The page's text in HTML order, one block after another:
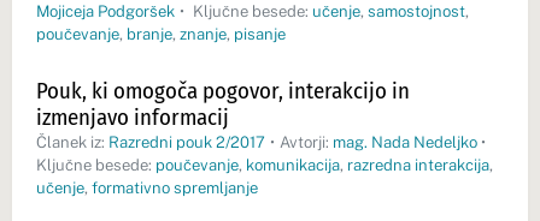
Mojiceja Podgoršek • Ključne besede: učenje, samostojnost,
poučevanje, branje, znanje, pisanje
Pouk, ki omogoča pogovor, interakcijo in
izmenjavo informacij
Članek iz: Razredni pouk 2/2017 • Avtorji: mag. Nada Nedeljko •
Ključne besede: poučevanje, komunikacija, razredna interakcija,
učenje, formativno spremljanje